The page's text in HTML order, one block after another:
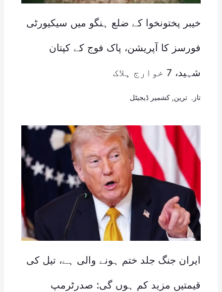
خیبر پختونخوا کے ضلع ہنگو میں سیکیورٹی
فورسز کا آپریشن، پاک فوج کے کپتان
شہید، 7 خوارج ہلاک
تازہ ترین کشمیر ڈیجیٹل
ایران جنگ جلد ختم ہونے والی ہے، تیل کی
قیمتیں مزید کم ہوں گی: صدرٹرمپ